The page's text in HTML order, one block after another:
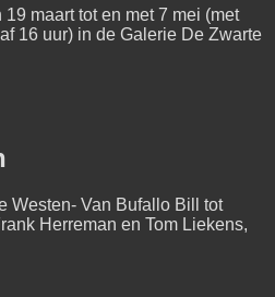
maart tot en met 7 mei (met
16 uur) in de Galerie De Zwarte
Westen- Van Bufallo Bill tot
Herreman en Tom Liekens,